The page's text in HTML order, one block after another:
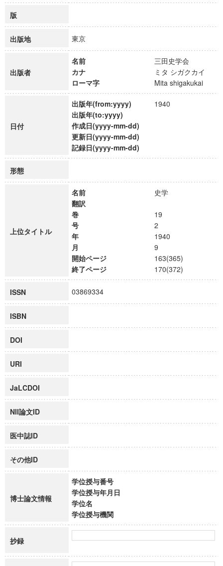
版
出版地 東京
出版者
名前
三田史学会
カナ
ミタ シガクカイ
ローマ字
Mita shigakukai
日付
出版年(from:yyyy)
1940
出版年(to:yyyy)
作成日(yyyy-mm-dd)
更新日(yyyy-mm-dd)
記録日(yyyy-mm-dd)
形態
上位タイトル
名前
史学
翻訳
巻
19
号
2
年
1940
月
9
開始ページ
163(365)
終了ページ
170(372)
ISSN 03869334
ISBN
DOI
URI
JaLCDOI
NII論文ID
医中誌ID
その他ID
博士論文情報
学位授与番号
学位授与年月日
学位名
学位授与機関
抄録